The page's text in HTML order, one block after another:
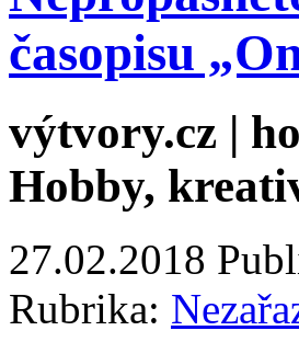
časopisu
výtvory.cz |
Hobby,
27.02.2018
Rubrika: